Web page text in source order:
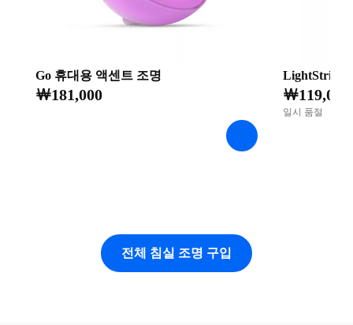
Go 휴대용 액센트 조명
￦181,000
LightStrip
￦119,000
일시 품절
전체 침실 조명 구입